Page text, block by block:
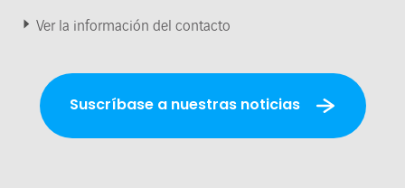
Ver la información del contacto
Suscríbase a nuestras noticias